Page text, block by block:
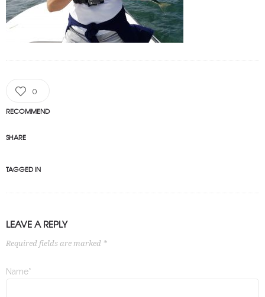
0
RECOMMEND
SHARE
TAGGED IN
LEAVE A REPLY
Required fields are marked *
Name*